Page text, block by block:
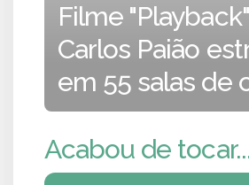
Filme
Carlos Paião
em 55 salas de
Acabou de